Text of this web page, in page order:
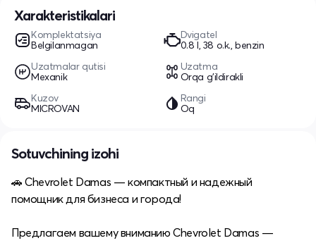
Xarakteristikalari
Komplektatsiya
Belgilanmagan
Dvigatel
0.8 l, 38 o.k., benzin
Uzatmalar qutisi
Mexanik
Uzatma
Orqa g'ildirakli
Kuzov
MICROVAN
Rangi
Oq
Sotuvchining izohi
🚗 Chevrolet Damas — компактный и надежный
помощник для бизнеса и города!
Предлагаем вашему вниманию Chevrolet Damas —